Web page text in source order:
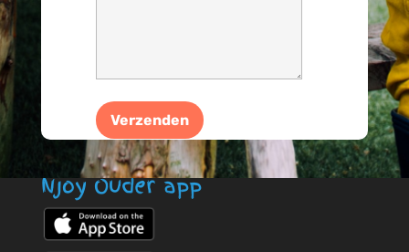
Njoy Ouder app